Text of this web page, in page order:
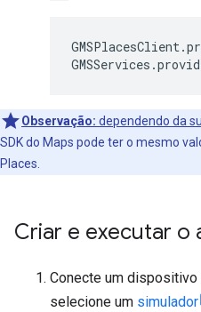
Observação: dependendo da
SDK do Maps pode ter o mesmo
Places.
Criar e executar o
Conecte um dispositivo
selecione um simulador